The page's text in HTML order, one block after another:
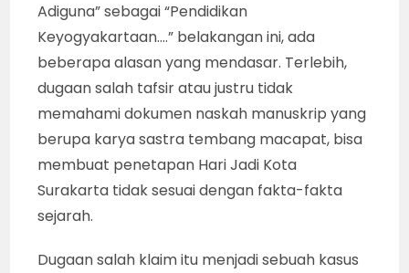
Adiguna” sebagai “Pendidikan
Keyogyakartaan….” belakangan ini, ada
beberapa alasan yang mendasar. Terlebih,
dugaan salah tafsir atau justru tidak
memahami dokumen naskah manuskrip yang
berupa karya sastra tembang macapat, bisa
membuat penetapan Hari Jadi Kota
Surakarta tidak sesuai dengan fakta-fakta
sejarah.
Dugaan salah klaim itu menjadi sebuah kasus